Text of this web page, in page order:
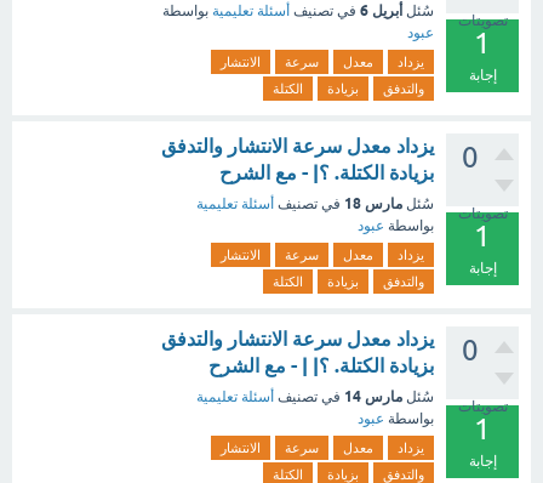
تصويتات
1
إجابة
سُئل أبريل 6 في تصنيف أسئلة تعليمية بواسطة
عبود
يزداد معدل سرعة
الانتشار
والتدفق
بزيادة الكتلة
0
تصويتات
1
إجابة
يزداد معدل سرعة الانتشار والتدفق
بزيادة الكتلة. ؟| - مع الشرح
سُئل مارس 18 في تصنيف أسئلة تعليمية
بواسطة عبود
يزداد معدل سرعة
الانتشار
والتدفق
بزيادة الكتلة
0
تصويتات
1
إجابة
يزداد معدل سرعة الانتشار والتدفق
بزيادة الكتلة. ؟| | - مع الشرح
سُئل مارس 14 في تصنيف أسئلة تعليمية
بواسطة عبود
يزداد معدل سرعة
الانتشار
والتدفق
بزيادة الكتلة